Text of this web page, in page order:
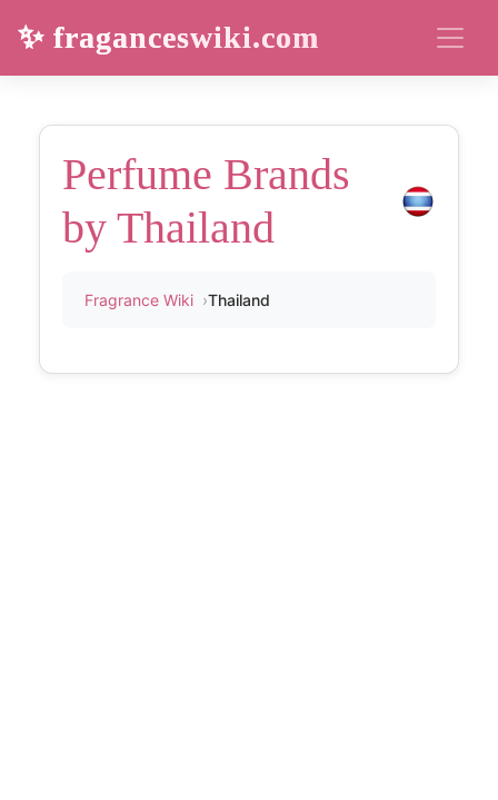
✨ fraganceswiki.com
Perfume Brands
by Thailand
Fragrance Wiki Thailand